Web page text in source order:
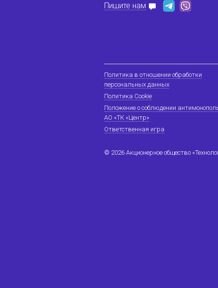
Пишите нам
Политика в отношении обработки
персональных данных
Политика Cookie
Положение о соблюдении
АО «ТК «Центр»
Ответственная игра
© 2026 Акционерное общество